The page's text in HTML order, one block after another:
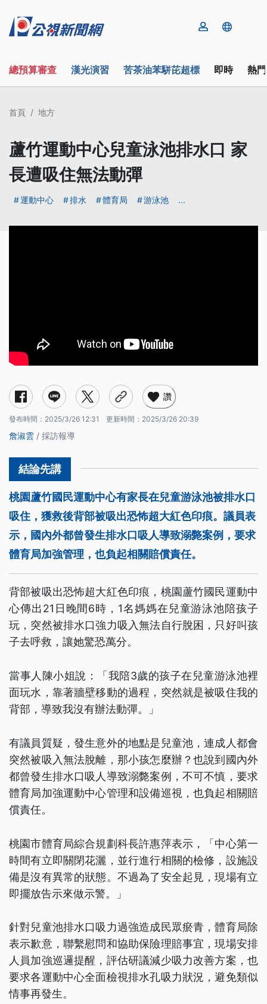
總預算審查 漢光演習 苦茶油苯駢芘超標 即時 熱
首頁 地方
蘆竹運動中心兒童泳池排水口 家
長遭吸住無法動彈
運動中心 排水 體育局 游泳池 ...
讚
發布時間： 2025/3/26 12:31 更新時間： 2025/3/26 20:39
詹淑雲 / 採訪報導
桃園蘆竹國民運動中心有家長在兒童游泳池被排水口
吸住，獲救後背部被吸出恐怖超大紅色印痕。議員表
示，國內外都曾發生排水口吸人導致溺斃案例，要求
體育局加強管理，也負起相關賠償責任。
背部被吸出恐怖超大紅色印痕，桃園蘆竹國民運動中
心傳出21日晚間6時，1名媽媽在兒童游泳池陪孩子
玩，突然被排水口強力吸入無法自行脫困，只好叫孩
子去呼救，讓她驚恐萬分。
當事人陳小姐說：「我陪3歲的孩子在兒童游泳池裡
面玩水，靠著牆壁移動的過程，突然就是被吸住我的
背部，導致我沒有辦法動彈。」
有議員質疑，發生意外的地點是兒童池，連成人都會
突然被吸入無法脫離，那小孩怎麼辦？也說到國內外
都曾發生排水口吸人導致溺斃案例，不可不慎，要求
體育局加強運動中心管理和設備巡視，也負起相關賠
償責任。
桃園市體育局綜合規劃科長許惠萍表示，「中心第一
時間有立即關閉花灑，並行進行相關的檢修，設施設
備是沒有異常的狀態。不過為了安全起見，現場有立
即擺放告示來做示警。」
針對兒童池排水口吸力過強造成民眾瘀青，體育局除
表示歉意，聯繫慰問和協助保險理賠事宜，現場安排
人員加強巡邏提醒，評估研議減少吸力改善方案，也
要求各運動中心全面檢視排水孔吸力狀況，避免類似
情事再發生。